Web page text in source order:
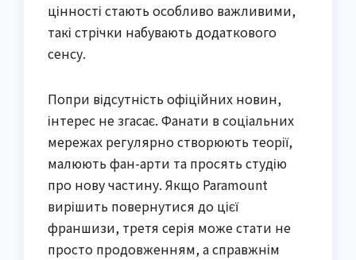
цінності стають особливо важливими,
такі стрічки набувають додаткового
сенсу.
Попри відсутність офіційних новин,
інтерес не згасає. Фанати в соціальних
мережах регулярно створюють теорії,
малюють фан-арти та просять студію
про нову частину. Якщо Paramount
вирішить повернутися до цієї
франшизи, третя серія може стати не
просто продовженням, а справжнім